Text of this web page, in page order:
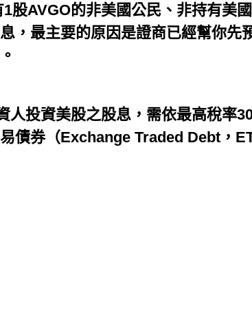
股AVGO的非美國公民、非持有美
，最主要的原因是證商已經幫你先
投資美股之股息，需依最高稅率
債券（Exchange Traded Debt，